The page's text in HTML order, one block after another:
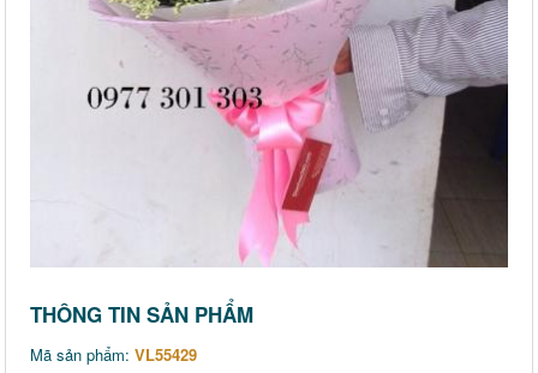
THÔNG TIN SẢN PHẨM
Mã sản phẩm: VL55429